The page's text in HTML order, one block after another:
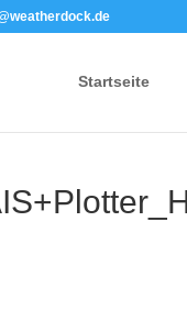
Startseite